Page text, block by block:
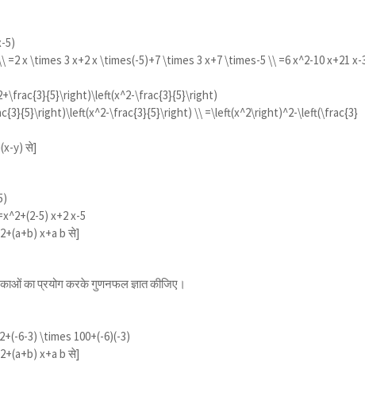
5)
=2 x \times 3 x+2 x \times(-5)+7 \times 3 x+7 \times-5 \\ =6 x^2-10 x+21 x-
\frac{3}{5}\right)
\frac{3}{5}\right) \\ =\left(x^2\right)^2-\left(\frac{3}
y) से]
5) x+2 x-5
x+a b से]
का प्रयोग करके गुणनफल ज्ञात कीजिए।
6-3) \times 100+(-6)(-3)
x+a b से]